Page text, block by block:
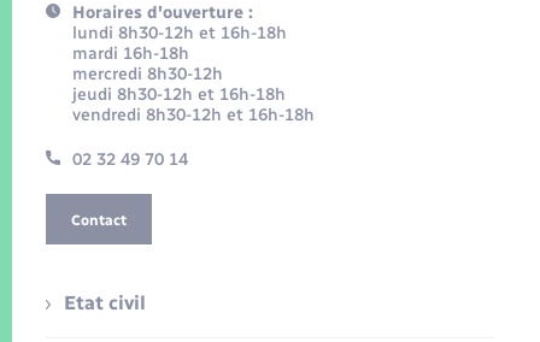
Horaires d'ouverture :
lundi 8h30-12h et 16h-18h
mardi 16h-18h
mercredi 8h30-12h
jeudi 8h30-12h et 16h-18h
vendredi 8h30-12h et 16h-18h
02 32 49 70 14
Contact
Etat civil